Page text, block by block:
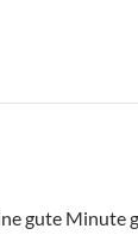
gute Minute